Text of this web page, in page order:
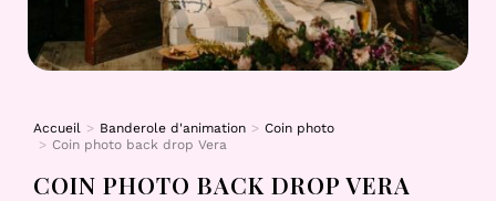
Vous êtes ici :
Accueil Banderole d'animation
Coin photo
Coin photo back drop Vera
COIN PHOTO BACK DROP VERA